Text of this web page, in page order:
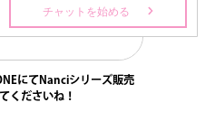
にてNanciシリーズ販売
くださいね！